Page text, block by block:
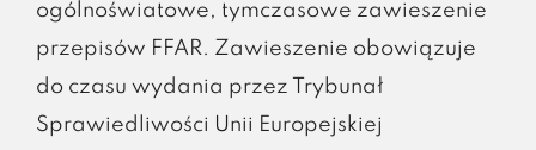
ogólnoświatowe, tymczasowe zawieszenie
przepisów FFAR. Zawieszenie obowiązuje
do czasu wydania przez Trybunał
Sprawiedliwości Unii Europejskiej